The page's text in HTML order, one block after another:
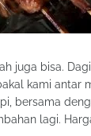
juga bisa.
kami antar
bersama
lagi.